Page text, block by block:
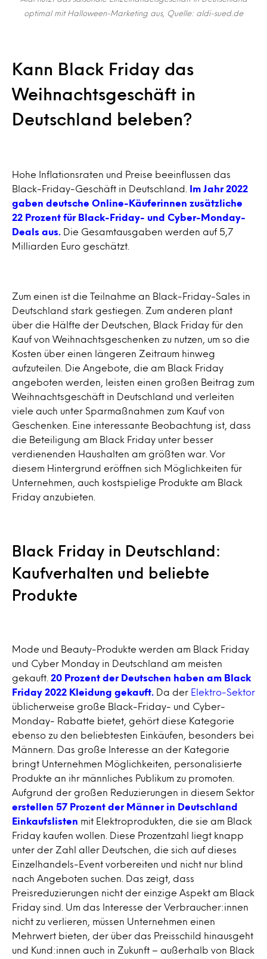
optimal mit Halloween-Marketing aus, Quelle: aldi-sued.de
Kann Black Friday das
Weihnachtsgeschäft in
Deutschland beleben?
Hohe Inflationsraten und Preise beeinflussen das
Black-Friday-Geschäft in Deutschland.
Im Jahr 2022
gaben deutsche Online-Käuferinnen zusätzliche
22 Prozent für Black-Friday- und Cyber-Monday-
Deals aus.
Die Gesamtausgaben werden auf 5,7
Milliarden Euro geschätzt.
Zum einen ist die Teilnahme an Black-Friday-Sales in
Deutschland stark gestiegen. Zum anderen plant
über die Hälfte der Deutschen, Black Friday für den
Kauf von Weihnachtsgeschenken zu nutzen, um so die
Kosten über einen längeren Zeitraum hinweg
aufzuteilen. Die Angebote, die am Black Friday
angeboten werden, leisten einen großen Beitrag zum
Weihnachtsgeschäft in Deutschland und verleiten
viele auch unter Sparmaßnahmen zum Kauf von
Geschenken. Eine interessante Beobachtung ist, dass
die Beteiligung am Black Friday unter besser
verdienenden Haushalten am größten war. Vor
diesem Hintergrund eröffnen sich Möglichkeiten für
Unternehmen, auch kostspielige Produkte am Black
Friday anzubieten.
Black Friday in Deutschland:
Kaufverhalten und beliebte
Produkte
Mode und Beauty-Produkte werden am Black Friday
und Cyber Monday in Deutschland am meisten
gekauft. 20 Prozent der Deutschen haben am Black
Friday 2022 Kleidung gekauft.
Da der Elektro-Sektor
üblicherweise große Black-Friday- und Cyber-
Monday- Rabatte bietet, gehört diese Kategorie
ebenso zu den beliebtesten Einkäufen, besonders bei
Männern. Das große Interesse an der Kategorie
bringt Unternehmen Möglichkeiten, personalisierte
Produkte an ihr männliches Publikum zu promoten.
Aufgrund der großen Reduzierungen in diesem Sektor
erstellen 57 Prozent der Männer in Deutschland
Einkaufslisten mit Elektroprodukten, die sie am Black
Friday kaufen wollen. Diese Prozentzahl liegt knapp
unter der Zahl aller Deutschen, die sich auf dieses
Einzelhandels-Event vorbereiten und nicht nur blind
nach Angeboten suchen. Das zeigt, dass
Preisreduzierungen nicht der einzige Aspekt am Black
Friday sind. Um das Interesse der Verbraucher:innen
nicht zu verlieren, müssen Unternehmen einen
Mehrwert bieten, der über das Preisschild hinausgeht
und Kund:innen auch in Zukunft – außerhalb von Black